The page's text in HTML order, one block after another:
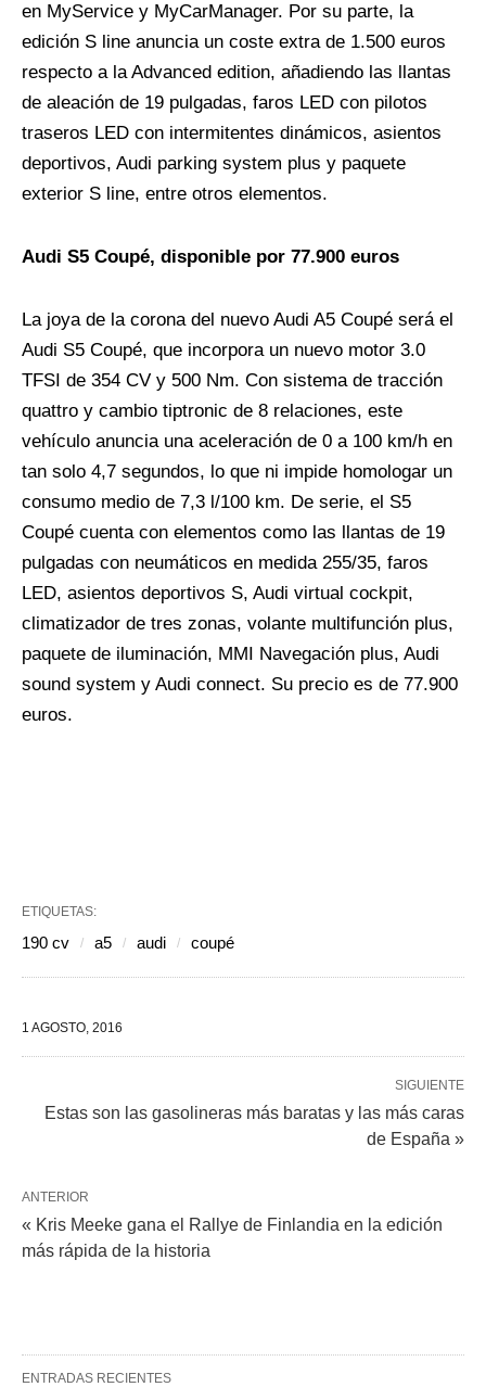
en MyService y MyCarManager. Por su parte, la
edición S line anuncia un coste extra de 1.500 euros
respecto a la Advanced edition, añadiendo las llantas
de aleación de 19 pulgadas, faros LED con pilotos
traseros LED con intermitentes dinámicos, asientos
deportivos, Audi parking system plus y paquete
exterior S line, entre otros elementos.
Audi S5 Coupé, disponible por 77.900 euros
La joya de la corona del nuevo Audi A5 Coupé será el
Audi S5 Coupé, que incorpora un nuevo motor 3.0
TFSI de 354 CV y 500 Nm. Con sistema de tracción
quattro y cambio tiptronic de 8 relaciones, este
vehículo anuncia una aceleración de 0 a 100 km/h en
tan solo 4,7 segundos, lo que ni impide homologar un
consumo medio de 7,3 l/100 km. De serie, el S5
Coupé cuenta con elementos como las llantas de 19
pulgadas con neumáticos en medida 255/35, faros
LED, asientos deportivos S, Audi virtual cockpit,
climatizador de tres zonas, volante multifunción plus,
paquete de iluminación, MMI Navegación plus, Audi
sound system y Audi connect. Su precio es de 77.900
euros.
ETIQUETAS:
190 cv a5 audi coupé
1 AGOSTO, 2016
SIGUIENTE
Estas son las gasolineras más baratas y las más caras
de España »
ANTERIOR
« Kris Meeke gana el Rallye de Finlandia en la edición
más rápida de la historia
ENTRADAS RECIENTES